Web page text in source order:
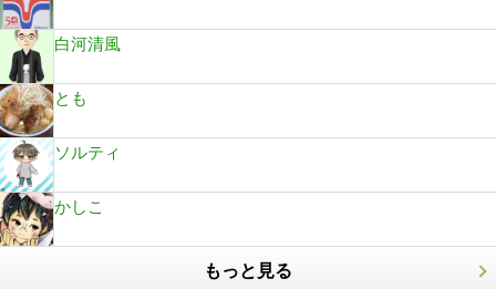
白河清風
とも
ソルティ
かしこ
もっと見る